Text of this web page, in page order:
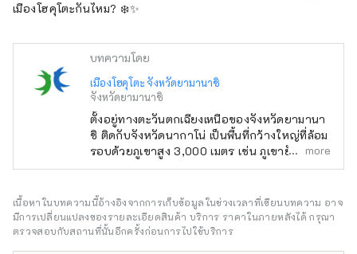
เมืองโฮคุโตะกันไหม? ❄️✨
บทความโดย
เมืองโฮคุโตะ จังหวัดยามานาชิ
จังหวัดยามานาชิ
ตั้งอยู่ทางตะวันตกเฉียงเหนือของจังหวัดยามานา
ชิ ติดกับจังหวัดนากาโน่ เป็นพื้นที่กว้างใหญ่ที่ล้อม
รอบด้วยภูเขาสูง 3,000 เมตร เช่น ภูเขายัตสึงา
ทาเกะ เทือกเขาแอลป์ตอนใต้ และภูเขาคินปุ และ
รถยนต์ประมาณ 2 ชั่วโมงจากโตเกียว ประมาณ 1
ชั่วโมงโดยรถยนต์จากภูเขาไฟฟูจิ และประมาณ 1
ชั่วโมงโดยรถยนต์จากมัตสึโมโต้ และเนื่องจาก
more
เนื้อหาในบทความนี้อ้างอิงจากการเก็บข้อมูลในช่วงเวลาที่เขียนบทความ อาจ
มีการเปลี่ยนแปลงของรายละเอียดสินค้า บริการ ราคาในภายหลังได้ กรุณา
ตรวจสอบกับสถานที่นั้นอีกครั้งก่อนการไปใช้บริการ